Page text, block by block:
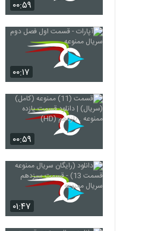
۰۰:۵۹
۰۰:۱۷
۰۰:۵۹
۰۱:۴۷